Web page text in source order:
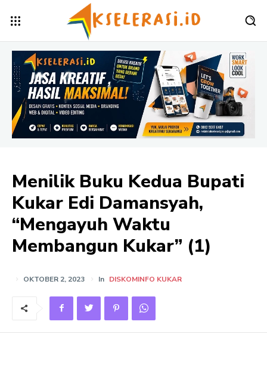
Menilik Buku Kedua Bupati
Kukar Edi Damansyah,
“Mengayuh Waktu
Membangun Kukar” (1)
OKTOBER 2, 2023 In DISKOMINFO KUKAR